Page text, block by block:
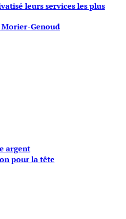
leurs services les plus
Genoud
argent
pour la tête